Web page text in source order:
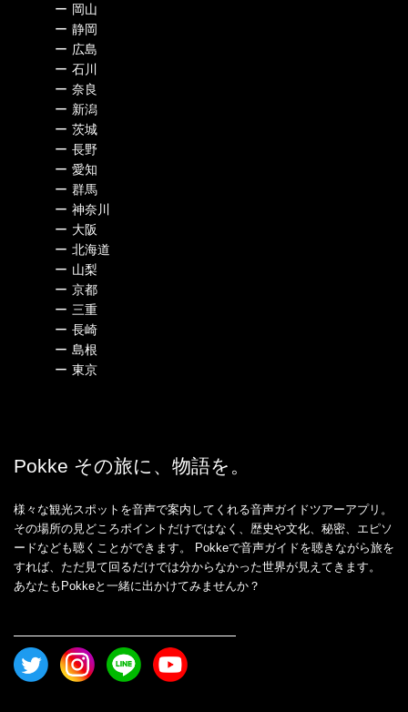
ー 岡山
ー 静岡
ー 広島
ー 石川
ー 奈良
ー 新潟
ー 茨城
ー 長野
ー 愛知
ー 群馬
ー 神奈川
ー 大阪
ー 北海道
ー 山梨
ー 京都
ー 三重
ー 長崎
ー 島根
ー 東京
Pokke その旅に、物語を。
様々な観光スポットを音声で案内してくれる音声ガイドツアーアプリ。
その場所の見どころポイントだけではなく、歴史や文化、秘密、エピソ
ードなども聴くことができます。 Pokkeで音声ガイドを聴きながら旅を
すれば、ただ見て回るだけでは分からなかった世界が見えてきます。
あなたもPokkeと一緒に出かけてみませんか？